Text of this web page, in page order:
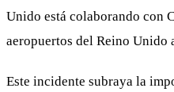
Unido está colaborando con
aeropuertos del Reino Unido
Este incidente subraya la